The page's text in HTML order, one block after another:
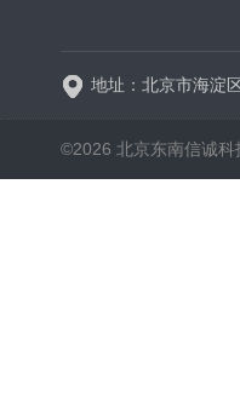
©2026 北京东南信诚